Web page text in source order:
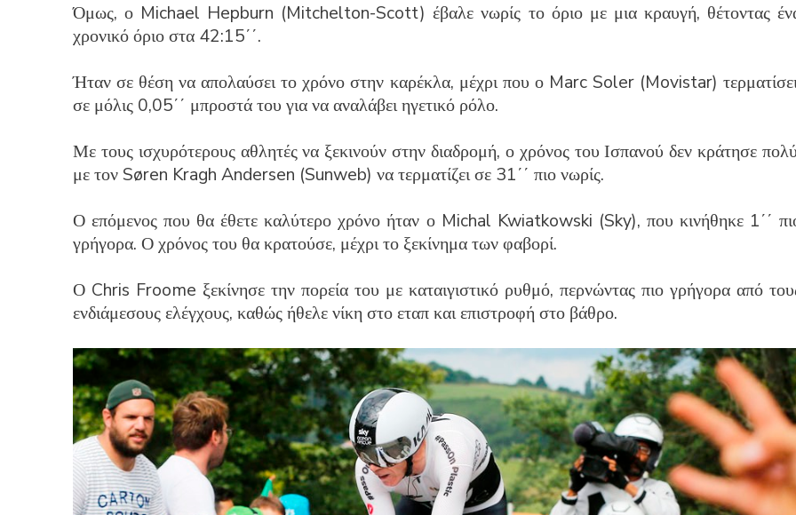
Όμως, ο Michael Hepburn (Mitchelton-Scott) έβαλε νωρίς το όριο με μια κραυγή, θέτοντας
χρονικό όριο στα 42:15΄΄.
Ήταν σε θέση να απολαύσει το χρόνο στην καρέκλα, μέχρι που ο Marc Soler (Movistar)
σε μόλις 0,05΄΄ μπροστά του για να αναλάβει ηγετικό ρόλο.
Με τους ισχυρότερους αθλητές να ξεκινούν στην διαδρομή, ο χρόνος του Ισπανού δεν κράτησε
με τον Søren Kragh Andersen (Sunweb) να τερματίζει σε 31΄΄ πιο νωρίς.
Ο επόμενος που θα έθετε καλύτερο χρόνο ήταν ο Michal Kwiatkowski (Sky), που κινήθηκε 1΄΄
γρήγορα. Ο χρόνος του θα κρατούσε, μέχρι το ξεκίνημα των φαβορί.
Ο Chris Froome ξεκίνησε την πορεία του με καταιγιστικό ρυθμό, περνώντας πιο γρήγορα από
ενδιάμεσους ελέγχους, καθώς ήθελε νίκη στο εταπ και επιστροφή στο βάθρο.